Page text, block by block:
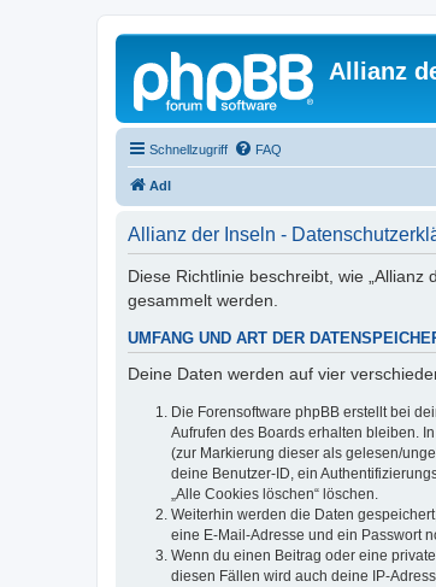
Allianz
Schnellzugriff FAQ
AdI
Allianz der Inseln -
Diese Richtlinie beschreibt, wie
gesammelt werden.
UMFANG UND ART DER
Deine Daten werden auf vier
Die Forensoftware phpBB erstellt bei
Aufrufen des Boards erhalten bleiben.
(zur Markierung dieser als gelesen/
deine Benutzer-ID, ein
„Alle Cookies löschen“ löschen.
Weiterhin werden die Daten
eine E-Mail-Adresse und ein Passwort
Wenn du einen Beitrag oder eine
diesen Fällen wird auch deine IP-